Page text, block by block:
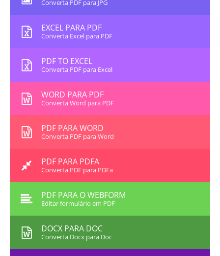
Converta PDF para JPG
EXCEL PARA PDF
Converta Excel para PDF
PDF TO EXCEL
Converta PDF para Excel
WORD PARA PDF
Converta Word para PDF
PDF PARA WORD
Converta PDF para Word
PDF PARA PDFA
Converta PDF para PDFa
PDF PARA O WEBFORM
Editar formulário em PDF
DOCX PARA DOC
Converta Docx para Doc